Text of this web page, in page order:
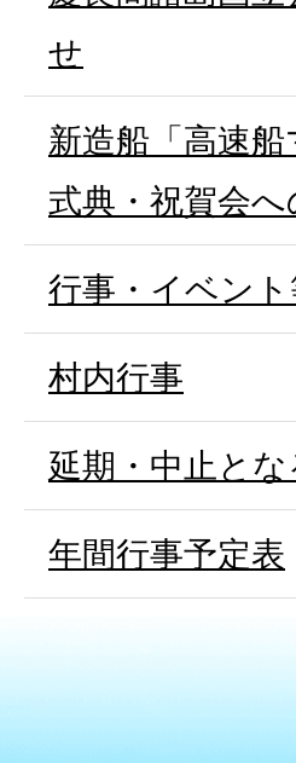
せ
新造船「高速
式典・祝賀会
行事・イベン
村内行事
延期・中止と
年間行事予定表